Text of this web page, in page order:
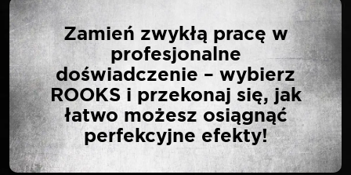
NAPISZ PIERWSZĄ
OPINIĘ O „ROOKS
NASADKA 1/4″ 6-KĄTNA
DŁUGA 13 MM”
Twój adres email nie zostanie opublikowany.
Wymagane pola są oznaczone
*
Zamień zwykłą pracę w
profesjonalne
doświadczenie – wybierz
ROOKS i przekonaj się, jak
łatwo możesz osiągnąć
perfekcyjne efekty!